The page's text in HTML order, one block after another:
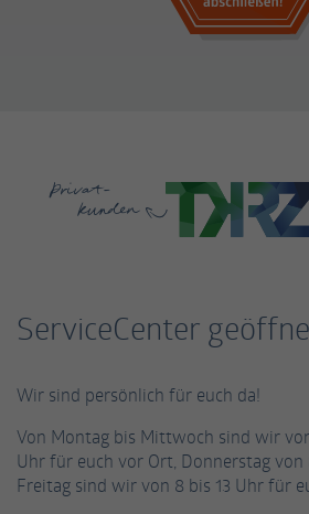
Privat-
kunden
ServiceCenter
Wir sind persönlich für euch da!
Von Montag bis Mittwoch sind wir
Uhr für euch vor Ort, Donnerstag von
Freitag sind wir von 8 bis 13 Uhr für
Cookie von
Anbieter Facebook
Zweck
Werbeprodukten wie
Drittanbietern